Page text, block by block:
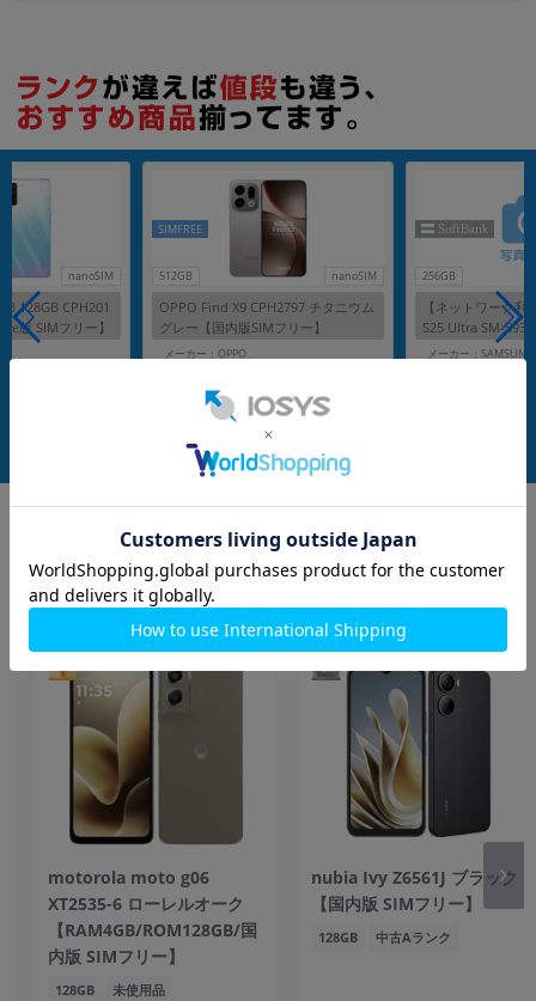
nanoSIM
128GB CPH201
版 SIMフリー】
512GB nanoSIM
SIMFREE
OPPO Find X9 CPH2797 チタニウム
グレー【国内版SIMフリー】
メーカー：OPPO
付属品: 本体のみ
在庫数：1
中古Aランク 124,800
256GB
【ネットワーク
S25 Ultra SM-
ムシルバーブル
メーカー：SAMSUNG
Androidスマホ もっと見る
motorola moto g06
XT2535-6 ローレルオーク
【RAM4GB/ROM128GB/国
内版 SIMフリー】
128GB 未使用品
nubia Ivy Z6561J ブラック
【国内版 SIMフリー】
128GB 中古Aランク